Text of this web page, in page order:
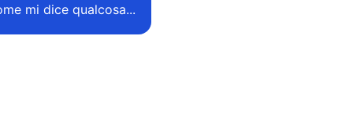
mi dice qualcosa...